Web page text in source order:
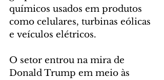
químicos usados em produtos
como celulares, turbinas eólicas
e veículos elétricos.
O setor entrou na mira de
Donald Trump em meio às